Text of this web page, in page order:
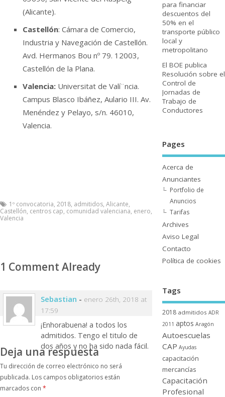
(Alicante).
Castellón: Cámara de Comercio,
Industria y Navegación de Castellón.
Avd. Hermanos Bou nº 79. 12003,
Castellón de la Plana.
Valencia: Universitat de Valí¨ncia.
Campus Blasco Ibáñez, Aulario III. Av.
Menéndez y Pelayo, s/n. 46010,
Valencia.
1º convocatoria, 2018, admitidos, Alicante,
Castellón, centros cap, comunidad valenciana, enero,
Valencia
1 Comment Already
Sebastian - enero 26th, 2018 at
17:59
¡Enhorabuena! a todos los
admitidos. Tengo el titulo de
dos años y no ha sido nada fácil.
Deja una respuesta
Tu dirección de correo electrónico no será
publicada. Los campos obligatorios están
marcados con *
para financiar
descuentos del
50% en el
transporte público
local y
metropolitano
El BOE publica
Resolución sobre el
Control de
Jornadas de
Trabajo de
Conductores
Pages
Acerca de
Anunciantes
Portfolio de
Anuncios
Tarifas
Archives
Aviso Legal
Contacto
Polí­tica de cookies
Tags
2018 admitidos ADR
2011 aptos Aragón
Autoescuelas
CAP Ayudas
capacitación
mercancí­as
Capacitación
Profesional